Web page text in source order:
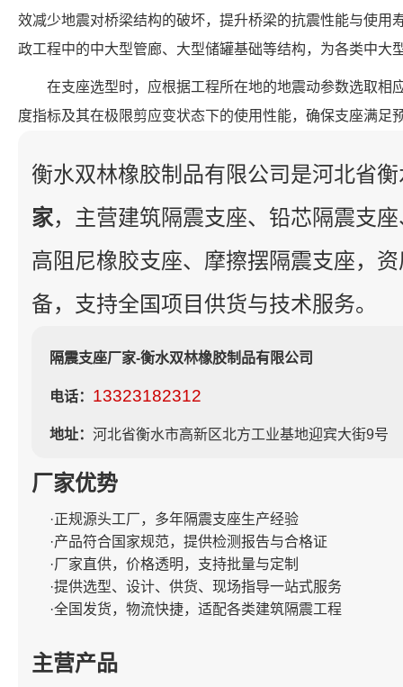
效减少地震对桥梁结构的破坏，提升桥梁的抗震性能与使用
政工程中的中大型管廊、大型储罐基础等结构，为各类中大
在支座选型时，应根据工程所在地的地震动参数选取相
度指标及其在极限剪应变状态下的使用性能，确保支座满足
衡水双林橡胶制品有限公司是河北省
家，主营建筑隔震支座、铅芯隔震支
高阻尼橡胶支座、摩擦摆隔震支座，
备，支持全国项目供货与技术服务。
隔震支座厂家-衡水双林橡胶制品有限公司
电话： 13323182312
地址： 河北省衡水市高新区北方工业基地迎宾大街9号
厂家优势
·正规源头工厂，多年隔震支座生产经验
·产品符合国家规范，提供检测报告与合格证
·厂家直供，价格透明，支持批量与定制
·提供选型、设计、供货、现场指导一站式服务
·全国发货，物流快捷，适配各类建筑隔震工程
主营产品